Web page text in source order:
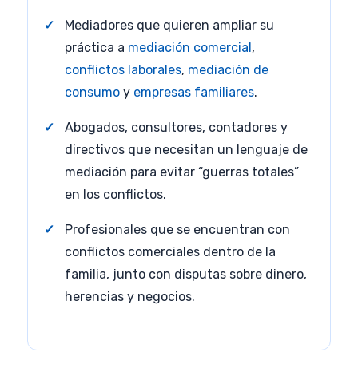
Mediadores que quieren ampliar su
práctica a mediación comercial ,
conflictos laborales, mediación de
consumo y empresas familiares.
Abogados, consultores, contadores y
directivos que necesitan un lenguaje de
mediación para evitar “guerras totales”
en los conflictos.
Profesionales que se encuentran con
conflictos comerciales dentro de la
familia, junto con disputas sobre dinero,
herencias y negocios.